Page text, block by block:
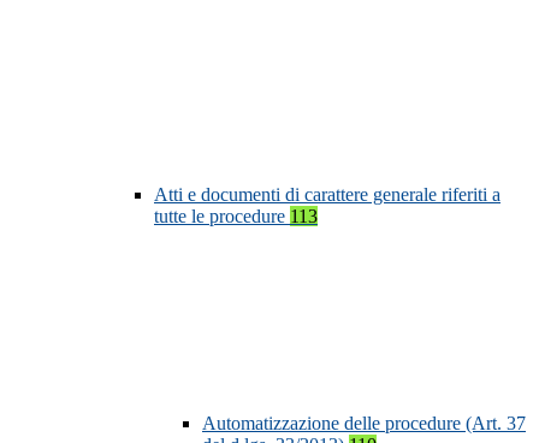
Atti e documenti di carattere generale riferiti a
tutte le procedure 113
Automatizzazione delle procedure (Art. 37